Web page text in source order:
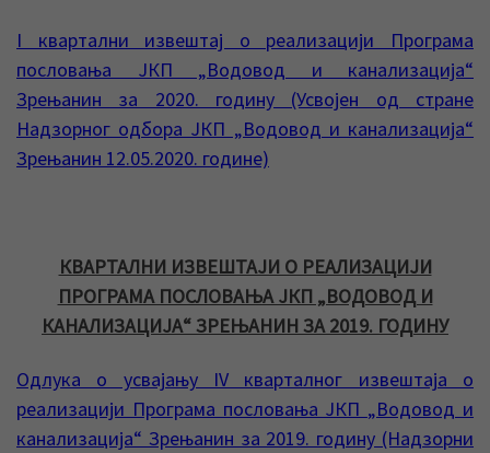
I квартални извештај о реализацији Програма
пословања ЈКП „Водовод и канализација“
Зрењанин за 2020. годину (Усвојен од стране
Надзорног одбора ЈКП „Водовод и канализација“
Зрењанин 12.05.2020. године)
КВАРТАЛНИ ИЗВЕШТАЈИ О РЕАЛИЗАЦИЈИ
ПРОГРАМА ПОСЛОВАЊА ЈКП „ВОДОВОД И
КАНАЛИЗАЦИЈА“ ЗРЕЊАНИН ЗА 2019. ГОДИНУ
Одлука о усвајању IV кварталног извештаја о
реализацији Програма пословања ЈКП „Водовод и
канализација“ Зрењанин за 2019. годину (Надзорни